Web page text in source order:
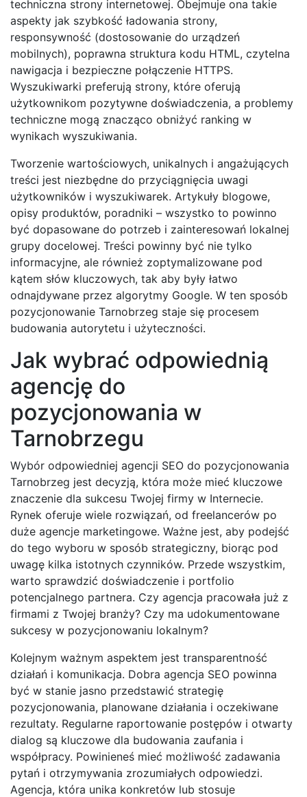
techniczna strony internetowej. Obejmuje ona takie
aspekty jak szybkość ładowania strony,
responsywność (dostosowanie do urządzeń
mobilnych), poprawna struktura kodu HTML, czytelna
nawigacja i bezpieczne połączenie HTTPS.
Wyszukiwarki preferują strony, które oferują
użytkownikom pozytywne doświadczenia, a problemy
techniczne mogą znacząco obniżyć ranking w
wynikach wyszukiwania.
Tworzenie wartościowych, unikalnych i angażujących
treści jest niezbędne do przyciągnięcia uwagi
użytkowników i wyszukiwarek. Artykuły blogowe,
opisy produktów, poradniki – wszystko to powinno
być dopasowane do potrzeb i zainteresowań lokalnej
grupy docelowej. Treści powinny być nie tylko
informacyjne, ale również zoptymalizowane pod
kątem słów kluczowych, tak aby były łatwo
odnajdywane przez algorytmy Google. W ten sposób
pozycjonowanie Tarnobrzeg staje się procesem
budowania autorytetu i użyteczności.
Jak wybrać odpowiednią
agencję do
pozycjonowania w
Tarnobrzegu
Wybór odpowiedniej agencji SEO do pozycjonowania
Tarnobrzeg jest decyzją, która może mieć kluczowe
znaczenie dla sukcesu Twojej firmy w Internecie.
Rynek oferuje wiele rozwiązań, od freelancerów po
duże agencje marketingowe. Ważne jest, aby podejść
do tego wyboru w sposób strategiczny, biorąc pod
uwagę kilka istotnych czynników. Przede wszystkim,
warto sprawdzić doświadczenie i portfolio
potencjalnego partnera. Czy agencja pracowała już z
firmami z Twojej branży? Czy ma udokumentowane
sukcesy w pozycjonowaniu lokalnym?
Kolejnym ważnym aspektem jest transparentność
działań i komunikacja. Dobra agencja SEO powinna
być w stanie jasno przedstawić strategię
pozycjonowania, planowane działania i oczekiwane
rezultaty. Regularne raportowanie postępów i otwarty
dialog są kluczowe dla budowania zaufania i
współpracy. Powinieneś mieć możliwość zadawania
pytań i otrzymywania zrozumiałych odpowiedzi.
Agencja, która unika konkretów lub stosuje